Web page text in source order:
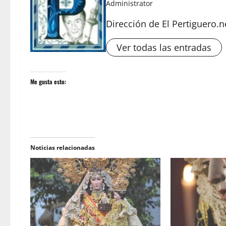
Administrator
Dirección de El
Ver todas las entradas
Me gusta esto:
Noticias relacionadas